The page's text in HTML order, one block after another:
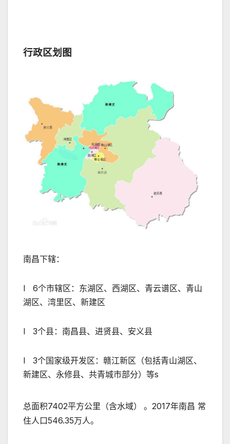
行政区划图
南昌下辖：
l 6个市辖区：东湖区、西湖区、青云谱区、青山
湖区、湾里区、新建区
l 3个县：南昌县、进贤县、安义县
l 3个国家级开发区：赣江新区（包括青山湖区、
新建区、永修县、共青城市部分）等s
总面积7402平方公里（含水域）
。2017年南昌 常
住人口546.35万人。